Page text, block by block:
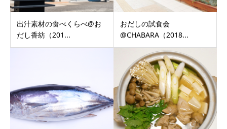
出汁素材の食べくらべ@お
だし香紡（201...
おだしの試食会
@CHABARA（2018...